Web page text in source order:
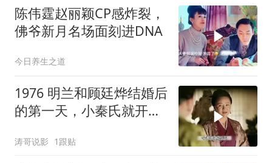
陈伟霆赵丽颖CP感炸裂，
佛爷新月名场面刻进DNA
今日养生之道
1976 明兰和顾廷烨结婚后
的第一天，小秦氏就开始
涛哥说影 1跟贴